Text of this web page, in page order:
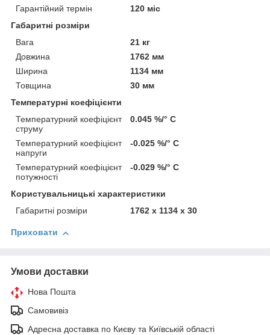
Гарантійний термін
120 міс
Габаритні розміри
Вага
21 кг
Довжина
1762 мм
Ширина
1134 мм
Товщина
30 мм
Температурні коефіцієнти
Температурний коефіцієнт
струму
0.045 %/° С
Температурний коефіцієнт
напруги
-0.025 %/° С
Температурний коефіцієнт
потужності
-0.029 %/° С
Користувальницькі характеристики
Габаритні розміри
1762 x 1134 x 30
Приховати
Умови доставки
Нова Пошта
Самовивіз
Адресна доставка по Києву та Київській області